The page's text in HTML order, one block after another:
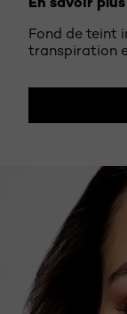
Fond de teint
transpiration